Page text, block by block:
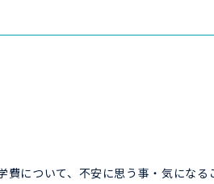
について、不安に思う事・気になる